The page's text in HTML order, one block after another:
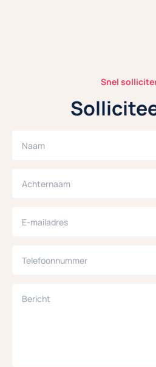
Snel
Naam
Achternaam
E-mailadres
Telefoonnummer
Bericht